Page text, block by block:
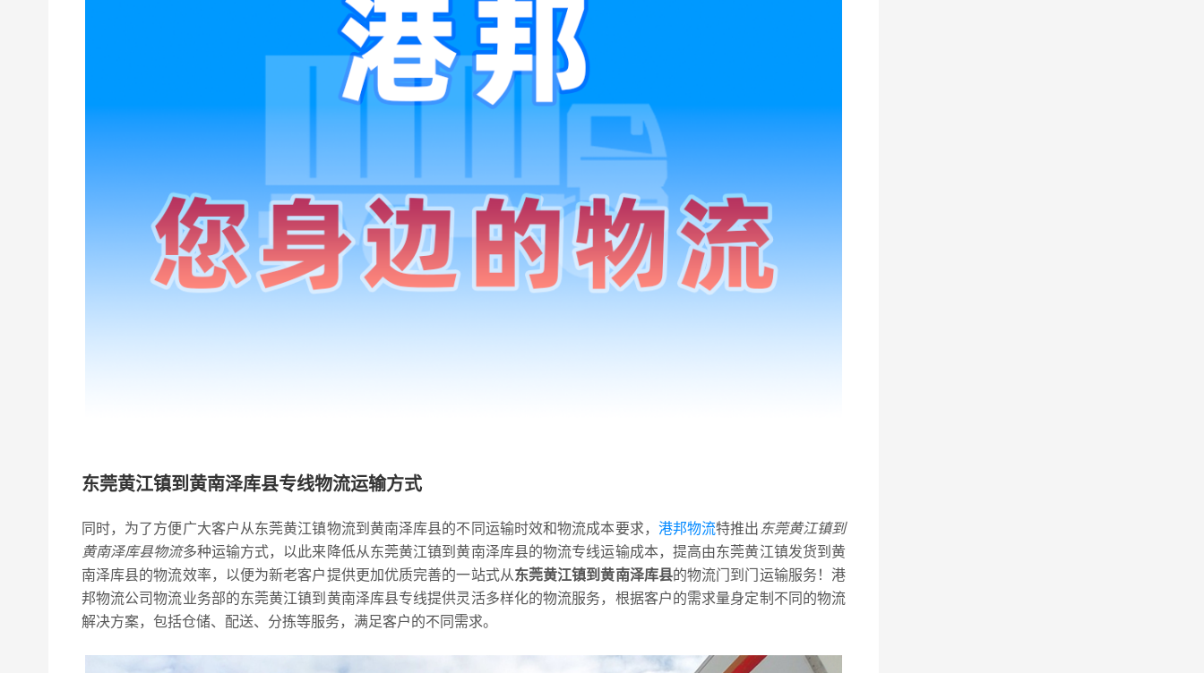
东莞黄江镇到黄南泽库县专线物流运输方式
同时，为了方便广大客户从东莞黄江镇物流到黄南泽库县的不同运输时效和物流成本要求， 港邦物流特推出 东莞黄江镇到
黄南泽库县物流多种运输方式，以此来降低从东莞黄江镇到黄南泽库县的物流专线运输成本，提高由东莞黄江镇发货到黄
南泽库县的物流效率，以便为新老客户提供更加优质完善的一站式从东莞黄江镇到黄南泽库县的物流门到门运输服务！港
邦物流公司物流业务部的东莞黄江镇到黄南泽库县专线提供灵活多样化的物流服务，根据客户的需求量身定制不同的物流
解决方案，包括仓储、配送、分拣等服务，满足客户的不同需求。